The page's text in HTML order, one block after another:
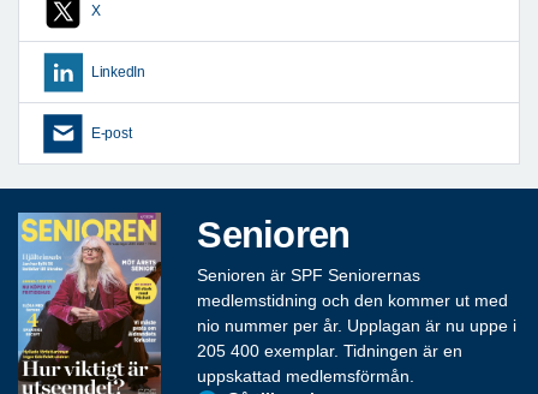
X
LinkedIn
E-post
Senioren
Senioren är SPF Seniorernas
medlemstidning och den kommer ut med
nio nummer per år. Upplagan är nu uppe i
205 400 exemplar. Tidningen är en
uppskattad medlemsförmån.